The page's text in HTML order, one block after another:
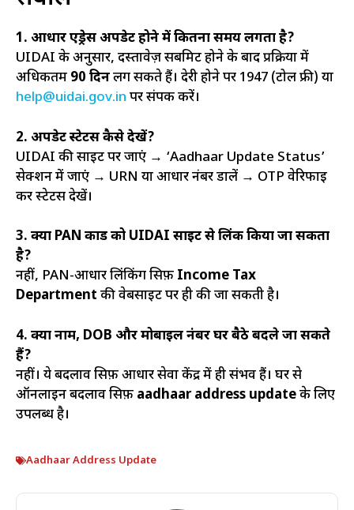
1. आधार एड्रेस अपडेट होने में कितना समय लगता है?
UIDAI के अनुसार, दस्तावेज़ सबमिट होने के बाद प्रक्रिया में
अधिकतम 90 दिनलग सकते हैं। देरी होने पर 1947 (टोल फ्री) या
help@uidai.gov.in पर संपर्क करें।
2. अपडेट स्टेटस कैसे देखें?
UIDAI की साइट पर जाएं → ‘Aadhaar Update Status’
सेक्शन में जाएं → URN या आधार नंबर डालें → OTP वेरिफाई
कर स्टेटस देखें।
3. क्या PAN कार्ड को UIDAI साइट से लिंक किया जा सकता
है?
नहीं, PAN-आधार लिंकिंग सिर्फ़ Income Tax
Department की वेबसाइट पर ही की जा सकती है।
4. क्या नाम, DOB और मोबाइल नंबर घर बैठे बदले जा सकते
हैं?
नहीं। ये बदलाव सिर्फ़ आधार सेवा केंद्र में ही संभव हैं। घर से
ऑनलाइन बदलाव सिर्फ़ aadhaar address updateके लिए
उपलब्ध है।
Aadhaar Address Update